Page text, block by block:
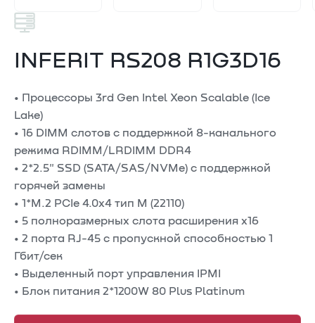
INFERIT RS208 R1G3D16
• Процессоры 3rd Gen Intel Xeon Scalable (Ice
Lake)
• 16 DIMM слотов c поддержкой 8-канального
режима RDIMM/LRDIMM DDR4
• 2*2.5" SSD (SATA/SAS/NVMe) с поддержкой
горячей замены
• 1*M.2 PCIe 4.0x4 тип М (22110)
• 5 полноразмерных слота расширения x16
• 2 порта RJ-45 с пропускной способностью 1
Гбит/сек
• Выделенный порт управления IPMI
• Блок питания 2*1200W 80 Plus Platinum